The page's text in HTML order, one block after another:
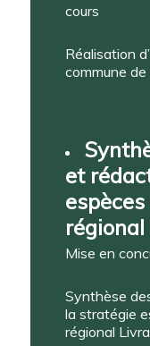
cours
Réalisation
commune de
et
Mise en
Synthèse
la stratégie
régional